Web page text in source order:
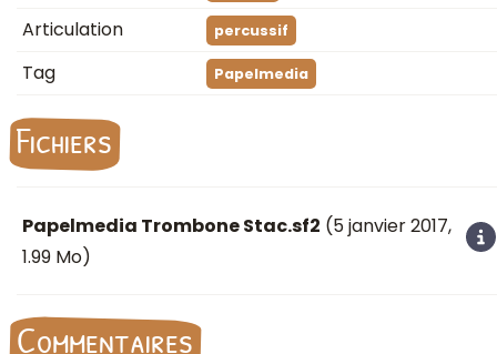
Articulation percussif
Tag Papelmedia
Fichiers
Papelmedia Trombone Stac.sf2 (5 janvier 2017,
1.99 Mo)
Commentaires